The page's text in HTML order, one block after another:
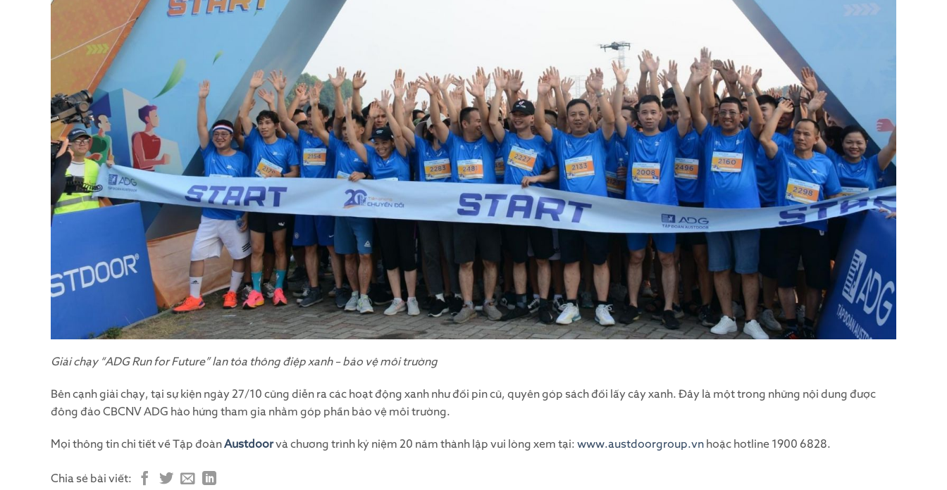
Giải chạy “ADG Run for Future” lan tỏa thông điệp xanh – bảo vệ môi trường
Bên cạnh giải chạy, tại sự kiện ngày 27/10 cũng diễn ra các hoạt động xanh như đổi pin cũ, quyên góp sách đổi lấy cây xanh. Đây là một trong những nội dung được
đông đảo CBCNV ADG hào hứng tham gia nhằm góp phần bảo vệ môi trường.
Mọi thông tin chi tiết về Tập đoànAustdoorvà chương trình kỷ niệm 20 năm thành lập vui lòng xem tại: www.austdoorgroup.vn hoặc hotline 1900 6828.
Chia sẻ bài viết: